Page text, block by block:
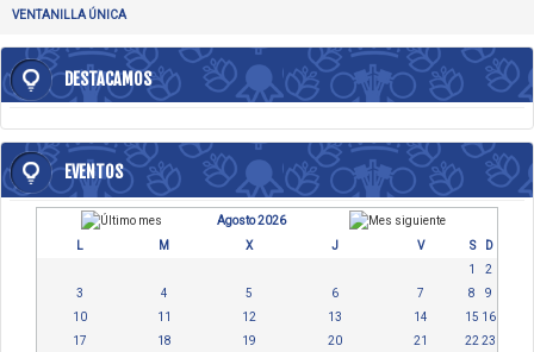
VENTANILLA ÚNICA
DESTACAMOS
EVENTOS
Agosto 2026
L
M X J V S
D
1
2
3
4 5 6 7 8
9
10
11 12 13 14 15 16
17
18 19 20 21 22 23